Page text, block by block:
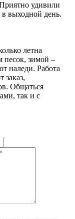
удивили
в выходной день.
летна
песок, зимой –
наледи. Работа
заказ,
Общаться
так и с